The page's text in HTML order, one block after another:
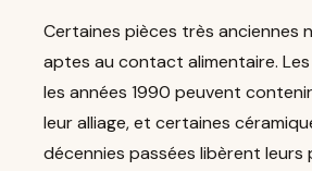
Certaines pièces très anciennes
aptes au contact alimentaire. Les
les années 1990 peuvent
leur alliage, et certaines
décennies passées libèrent leurs